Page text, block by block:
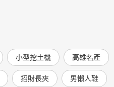
小型挖土機 高雄名產
招財長夾 男懶人鞋